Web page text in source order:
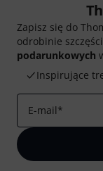
Zapisz się do
odrobinie
podarunkowych
Inspirujące
E-mail*